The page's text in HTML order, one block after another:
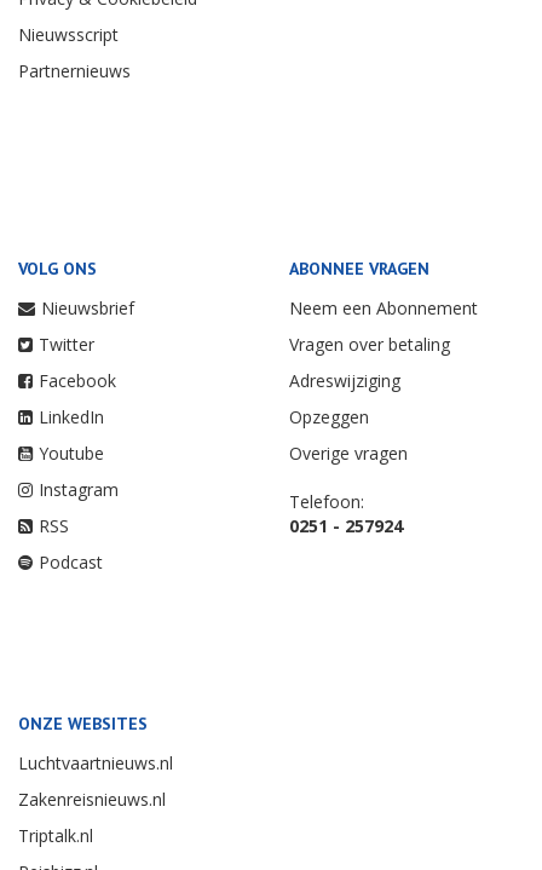
Nieuwsscript
Partnernieuws
VOLG ONS
Nieuwsbrief
Twitter
Facebook
LinkedIn
Youtube
Instagram
RSS
Podcast
ABONNEE VRAGEN
Neem een Abonnement
Vragen over betaling
Adreswijziging
Opzeggen
Overige vragen
Telefoon:
0251 - 257924
ONZE WEBSITES
Luchtvaartnieuws.nl
Zakenreisnieuws.nl
Triptalk.nl